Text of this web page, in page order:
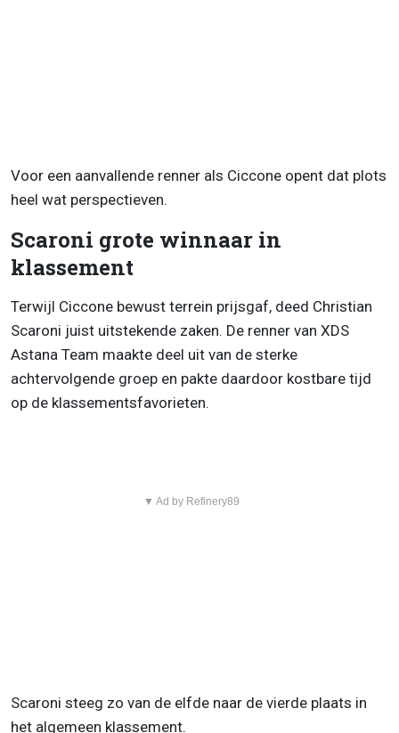
Voor een aanvallende renner als Ciccone opent dat plots
heel wat perspectieven.
Scaroni grote winnaar in
klassement
Terwijl Ciccone bewust terrein prijsgaf, deed Christian
Scaroni juist uitstekende zaken. De renner van XDS
Astana Team maakte deel uit van de sterke
achtervolgende groep en pakte daardoor kostbare tijd
op de klassementsfavorieten.
▼ Ad by Refinery89
Scaroni steeg zo van de elfde naar de vierde plaats in
het algemeen klassement.